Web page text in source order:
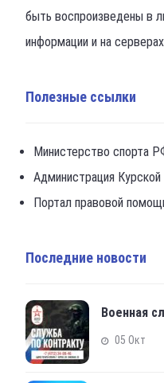
быть воспроизведены в
информации и на
Полезные ссылки
Министерство спорта
Администрация Курской
Портал правовой
Последние новости
Военная
05 Окт